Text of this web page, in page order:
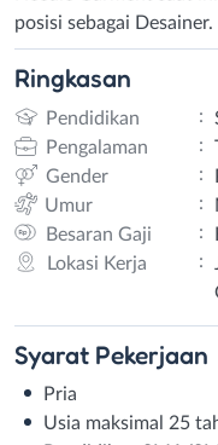
posisi sebagai Desainer.
Ringkasan
Pendidikan :
Pengalaman
:
Gender
:
Umur
:
Besaran Gaji
:
Lokasi Kerja
:
Syarat Pekerjaan
Pria
Usia maksimal 25